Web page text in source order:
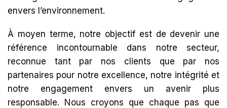
envers l’environnement.
À moyen terme, notre objectif est de devenir une
référence incontournable dans notre secteur,
reconnue tant par nos clients que par nos
partenaires pour notre excellence, notre intégrité et
notre engagement envers un avenir plus
responsable. Nous croyons que chaque pas que